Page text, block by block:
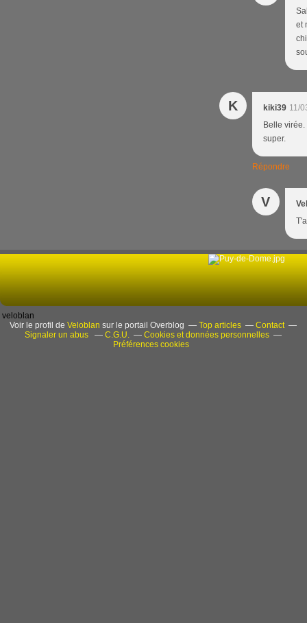
et
K kiki39 11/
Belle
super.
Répondre
V
veloblan
Voir le profil deVeloblan sur le portail Overblog Top articles
Contact
Signaler un abus
C.G.U.
Cookies et données personnelles
Préférences cookies